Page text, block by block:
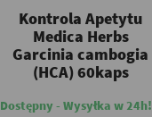
Kontrola Apetytu
Medica Herbs
Garcinia cambogia
(HCA) 60kaps
Dostępny - Wysyłka w 24h!